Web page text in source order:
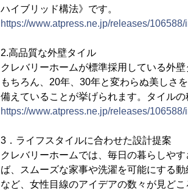
ハイブリッド構法》です。
https://www.atpress.ne.jp/releases/
2.高品質な外壁タイル
クレバリーホームが標準採用している外
もちろん、20年、30年と変わらぬ美しさ
備えていることが挙げられます。タイル
https://www.atpress.ne.jp/releases/
3．ライフスタイルに合わせた設計提案
クレバリーホームでは、毎日の暮らしや
ば、スムーズな家事や洗濯を可能にする
など、女性目線のアイデアの数々が見どこ